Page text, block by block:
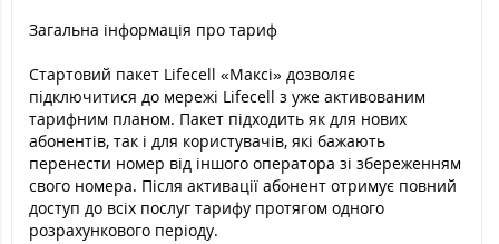
Загальна інформація про тариф
Стартовий пакет Lifecell «Максі» дозволяє
підключитися до мережі Lifecell з уже активованим
тарифним планом. Пакет підходить як для нових
абонентів, так і для користувачів, які бажають
перенести номер від іншого оператора зі збереженням
свого номера. Після активації абонент отримує повний
доступ до всіх послуг тарифу протягом одного
розрахункового періоду.